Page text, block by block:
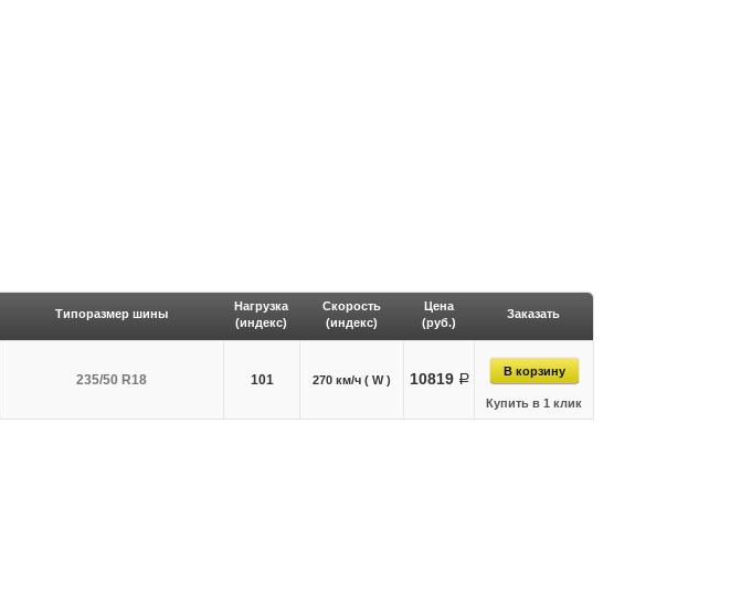
Типоразмер шины
Нагрузка
(индекс)
Скорость
(индекс)
Цена
(руб.)
Заказать
235/50 R18 101 270 км/ч ( W ) 10819 руб.